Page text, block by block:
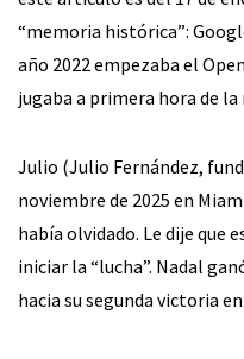
“memoria histórica”:
año 2022 empezaba el
jugaba a primera hora de la
Julio (Julio Fernández,
noviembre de 2025 en
había olvidado. Le dije que
iniciar la “lucha”. Nadal
hacia su segunda victoria